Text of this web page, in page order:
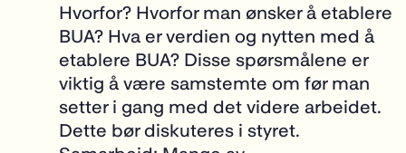
Hvorfor? Hvorfor man ønsker å etablere
BUA? Hva er verdien og nytten med å
etablere BUA? Disse spørsmålene er
viktig å være samstemte om før man
setter i gang med det videre arbeidet.
Dette bør diskuteres i styret.